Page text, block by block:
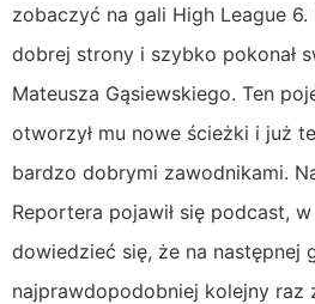
zobaczyć na gali High League 6.
dobrej strony i szybko pokonał
Mateusza Gąsiewskiego. Ten
otworzył mu nowe ścieżki i już
bardzo dobrymi zawodnikami.
Reportera pojawił się podcast,
dowiedzieć się, że na następnej
najprawdopodobniej kolejny raz